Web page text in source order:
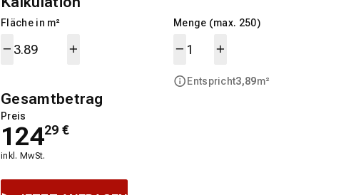
Fläche in m² Menge (max. 250)
Entspricht3,89m²
Gesamtbetrag
Preis
12429 €
inkl. MwSt.